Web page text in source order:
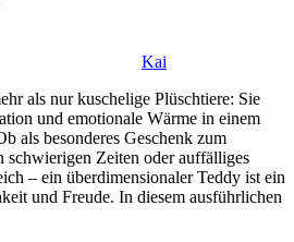
Kai
als nur kuschelige Plüschtiere: Sie
und emotionale Wärme in einem
als besonderes Geschenk zum
schwierigen Zeiten oder auffälliges
– ein überdimensionaler Teddy ist ein
und Freude. In diesem ausführlichen